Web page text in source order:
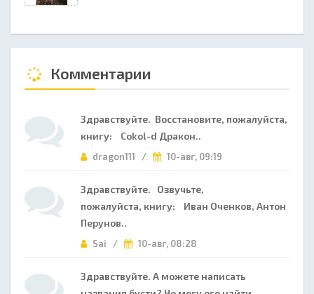
Комментарии
Здравствуйте. Восстановите, пожалуйста,
книгу: Cokol-d Дракон..
dragon111 / 10-авг, 09:19
Здравствуйте. Озвучьте,
пожалуйста, книгу: Иван Оченков, Антон
Перунов..
Sai / 10-авг, 08:28
Здравствуйте. А можете написать